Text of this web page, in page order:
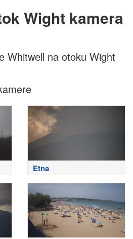
Wight kamera
Whitwell na otoku Wight
Etna